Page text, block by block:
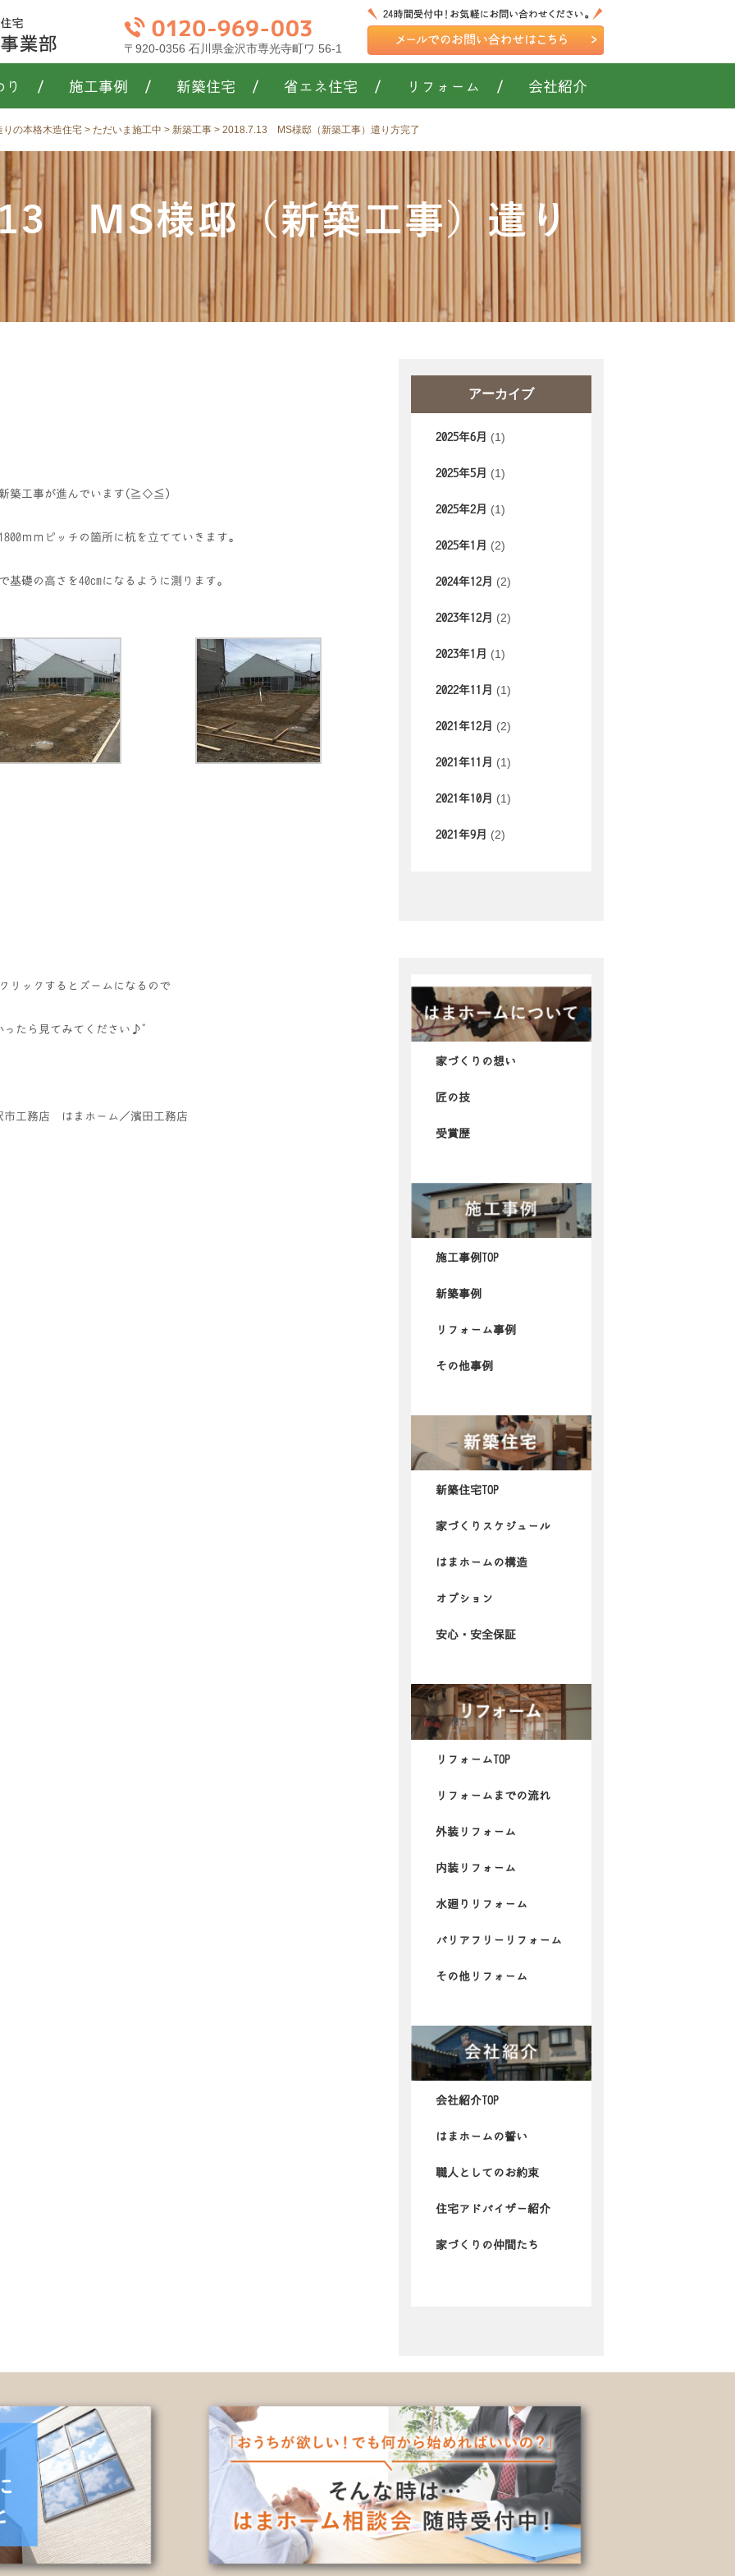
〒920-0356 石川県金沢市専光寺町ワ 56-1
り / 施工事例 / 新築住宅 / 省エネ住宅 / リフォーム / 会社紹介
りの本格木造住宅 > ただいま施工中 > 新築工事 > 2018.7.13 MS様邸（新築工事）遣り方完了
MS様邸（新築工事）遣り
アーカイブ
2025年6月 (1)
2025年5月 (1)
2025年2月 (1)
2025年1月 (2)
2024年12月 (2)
2023年12月 (2)
2023年1月 (1)
2022年11月 (1)
2021年12月 (2)
2021年11月 (1)
2021年10月 (1)
2021年9月 (2)
家づくりの想い
匠の技
受賞歴
施工事例TOP
新築事例
リフォーム事例
その他事例
新築住宅TOP
家づくりスケジュール
はまホームの構造
オプション
安心・安全保証
リフォームTOP
リフォームまでの流れ
外装リフォーム
内装リフォーム
水廻りリフォーム
バリアフリーリフォーム
その他リフォーム
会社紹介TOP
はまホームの誓い
職人としてのお約束
住宅アドバイザー紹介
家づくりの仲間たち
新築工事が進んでいます(≧◇≦)
ｍｍピッチの箇所に杭を立てていきます。
基礎の高さを40cmになるように測ります。
リックするとズームになるので
ったら見てみてください♪゛
市工務店 はまホーム／濱田工務店